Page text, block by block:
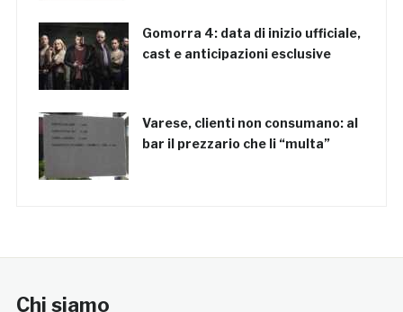
Gomorra 4: data di inizio ufficiale,
cast e anticipazioni esclusive
Varese, clienti non consumano: al
bar il prezzario che li “multa”
Chi siamo